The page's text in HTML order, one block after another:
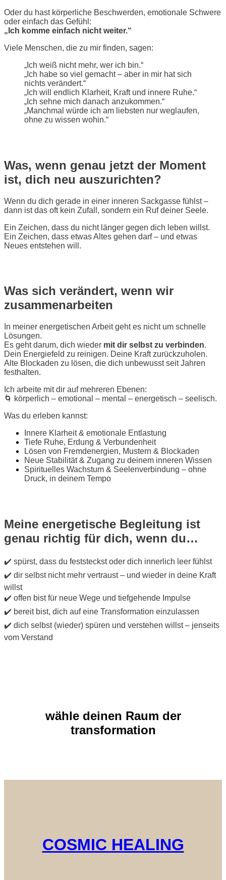
Oder du hast körperliche Beschwerden, emotionale Schwere
oder einfach das Gefühl:
„Ich komme einfach nicht weiter.“
Viele Menschen, die zu mir finden, sagen:
„Ich weiß nicht mehr, wer ich bin.“
„Ich habe so viel gemacht – aber in mir hat sich
nichts verändert.“
„Ich will endlich Klarheit, Kraft und innere Ruhe.“
„Ich sehne mich danach anzukommen.“
„Manchmal würde ich am liebsten nur weglaufen,
ohne zu wissen wohin.“
Was, wenn genau jetzt der Moment
ist, dich neu auszurichten?
Wenn du dich gerade in einer inneren Sackgasse fühlst –
dann ist das oft kein Zufall, sondern ein Ruf deiner Seele.
Ein Zeichen, dass du nicht länger gegen dich leben willst.
Ein Zeichen, dass etwas Altes gehen darf – und etwas
Neues entstehen will.
Was sich verändert, wenn wir
zusammenarbeiten
In meiner energetischen Arbeit geht es nicht um schnelle
Lösungen.
Es geht darum, dich wieder mit dir selbst zu verbinden.
Dein Energiefeld zu reinigen. Deine Kraft zurückzuholen.
Alte Blockaden zu lösen, die dich unbewusst seit Jahren
festhalten.
Ich arbeite mit dir auf mehreren Ebenen:
🌀 körperlich – emotional – mental – energetisch – seelisch.
Was du erleben kannst:
Innere Klarheit & emotionale Entlastung
Tiefe Ruhe, Erdung & Verbundenheit
Lösen von Fremdenergien, Mustern & Blockaden
Neue Stabilität & Zugang zu deinem inneren Wissen
Spirituelles Wachstum & Seelenverbindung – ohne
Druck, in deinem Tempo
Meine energetische Begleitung ist
genau richtig für dich, wenn du…
✔️ spürst, dass du feststeckst oder dich innerlich leer fühlst
✔️ dir selbst nicht mehr vertraust – und wieder in deine Kraft
willst
✔️ offen bist für neue Wege und tiefgehende Impulse
✔️ bereit bist, dich auf eine Transformation einzulassen
✔️ dich selbst (wieder) spüren und verstehen willst – jenseits
vom Verstand
wähle deinen Raum der
transformation
COSMIC HEALING